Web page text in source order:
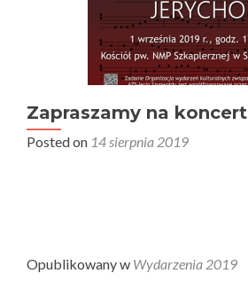
Zapraszamy na koncert
Posted on 14 sierpnia 2019
Opublikowany w Wydarzenia 2019